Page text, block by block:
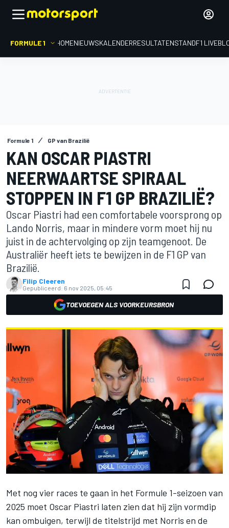
FORMULE 1 HOMENIEUWSKALENDERRESULTATENSTANDF1
Formule 1 GP van Brazilië
KAN OSCAR PIASTRI
NEERWAARTSE SPIRAAL
STOPPEN IN F1 GP BRAZILIË?
Oscar Piastri had een comfortabele voorsprong op
Lando Norris, maar in mindere vorm moet hij nu
juist in de achtervolging op zijn teamgenoot. De
Australiër heeft iets te bewijzen in de F1 GP van
Brazilië.
Filip Cleeren
Gepubliceerd: 6 nov 2025, 05:45
TOEVOEGEN ALS VOORKEURSBRON
Met nog vier races te gaan in het Formule 1-seizoen van
2025 moet Oscar Piastri laten zien dat hij zijn vormdip
kan ombuigen, terwijl de titelstrijd met Norris en de